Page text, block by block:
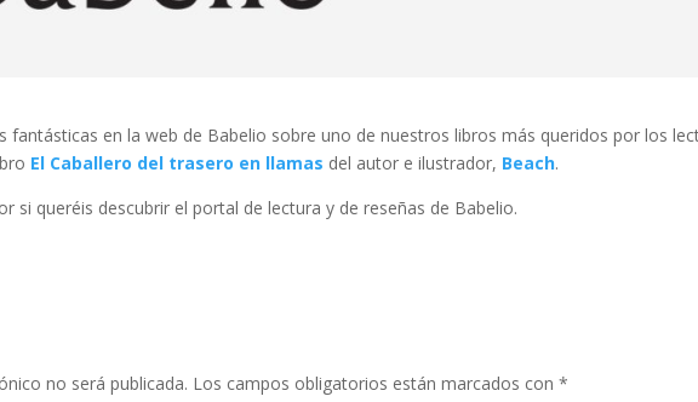
fantásticas en la web de Babelio sobre uno de nuestros libros más queridos por los
El Caballero del trasero en llamas del autor e ilustrador, Beach.
si queréis descubrir el portal de lectura y de reseñas de Babelio.
no será publicada. Los campos obligatorios están marcados con *